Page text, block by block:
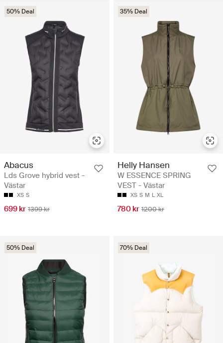
50% Deal
Abacus
Lds Grove hybrid vest -
Västar
XS S
699 kr 1399 kr
35% Deal
Helly Hansen
W ESSENCE SPRING
VEST - Västar
XS S M L XL
780 kr 1200 kr
50% Deal 70% Deal